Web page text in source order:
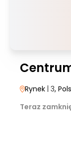
Rynek | 3,
Teraz